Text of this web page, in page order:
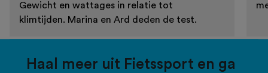
Gewicht en wattages in relatie tot
klimtijden. Marina en Ard deden de test.
Haal meer uit Fietssport en ga